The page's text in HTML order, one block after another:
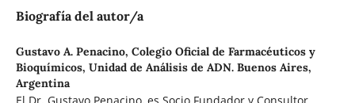
Biografía del autor/a
Gustavo A. Penacino, Colegio Oficial de Farmacéuticos y
Bioquímicos, Unidad de Análisis de ADN. Buenos Aires,
Argentina